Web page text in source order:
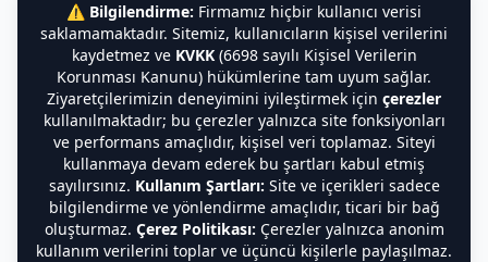
⚠️ Bilgilendirme: Firmamız hiçbir kullanıcı verisi
saklamamaktadır. Sitemiz, kullanıcıların kişisel verilerini
kaydetmez ve KVKK(6698 sayılı Kişisel Verilerin
Korunması Kanunu) hükümlerine tam uyum sağlar.
Ziyaretçilerimizin deneyimini iyileştirmek için çerezler
kullanılmaktadır; bu çerezler yalnızca site fonksiyonları
ve performans amaçlıdır, kişisel veri toplamaz. Siteyi
kullanmaya devam ederek bu şartları kabul etmiş
sayılırsınız. Kullanım Şartları: Site ve içerikleri sadece
bilgilendirme ve yönlendirme amaçlıdır, ticari bir bağ
oluşturmaz. Çerez Politikası: Çerezler yalnızca anonim
kullanım verilerini toplar ve üçüncü kişilerle paylaşılmaz.